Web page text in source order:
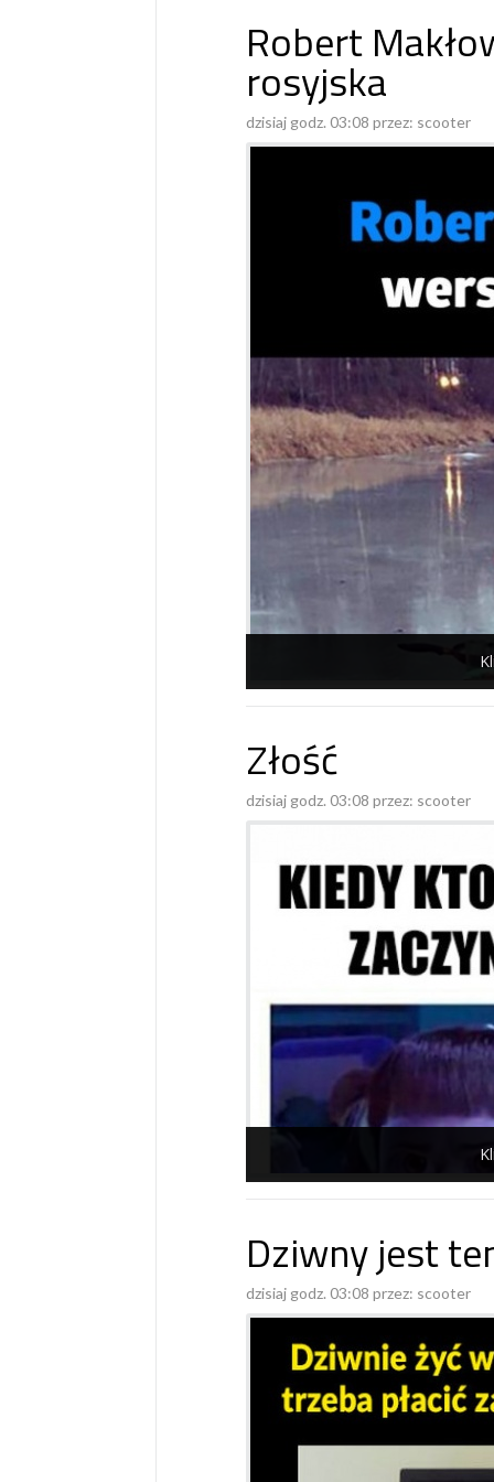
Robert
rosyjska
dzisiaj godz. 03:08 przez: scooter
Złość
dzisiaj godz. 03:08 przez: scooter
Dziwny jest
dzisiaj godz. 03:08 przez: scooter